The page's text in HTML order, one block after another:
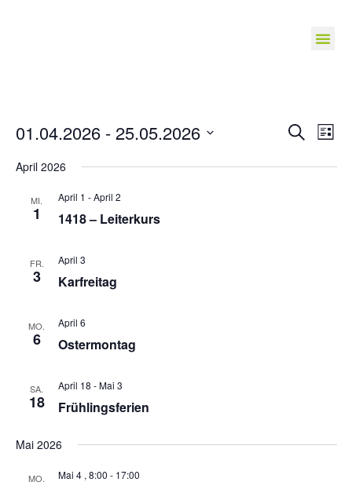
und
Suche
Liste
01.04.2026 - 25.05.2026
wählen.
April 2026
MI.
1
April 1 -April 2
1418 – Leiterkurs
FR.
3
April 3
Karfreitag
MO.
6
April 6
Ostermontag
SA.
18
April 18 -Mai 3
Frühlingsferien
Mai 2026
MO. Mai 4 , 8:00 - 17:00